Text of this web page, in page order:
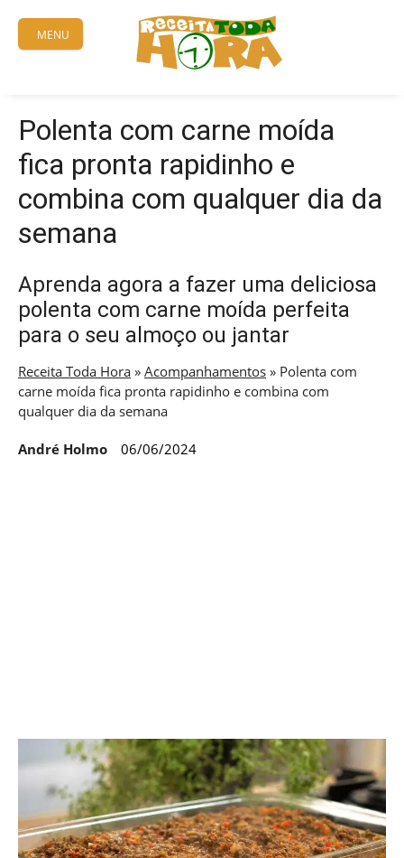
content
MENU
Polenta com carne moída
fica pronta rapidinho e
combina com qualquer dia da
semana
Aprenda agora a fazer uma deliciosa
polenta com carne moída perfeita
para o seu almoço ou jantar
Receita Toda Hora » Acompanhamentos » Polenta com
carne moída fica pronta rapidinho e combina com
qualquer dia da semana
André Holmo 06/06/2024